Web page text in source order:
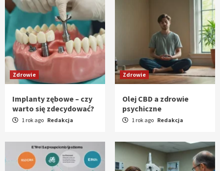
Zdrowie
Implanty zębowe – czy
warto się zdecydować?
1 rok ago Redakcja
Zdrowie
Olej CBD a zdrowie
psychiczne
1 rok ago Redakcja